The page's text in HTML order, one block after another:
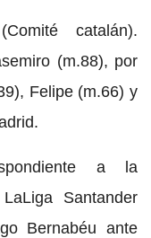
catalán).
(m.88), por
Felipe (m.66) y
a la
Santander
Bernabéu ante